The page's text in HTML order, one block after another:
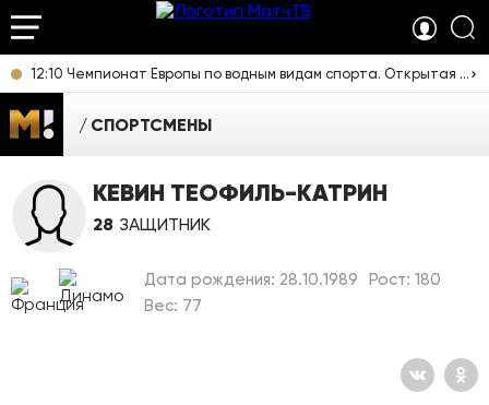
12:10 Чемпионат Европы по водным видам спорта. Открытая вода. Мужчины 3 км. Прямая трансляция из Франции
СПОРТСМЕНЫ
КЕВИН ТЕОФИЛЬ-КАТРИН
28 ЗАЩИТНИК
Дата рождения: 28.10.1989
Рост: 180
Вес: 77